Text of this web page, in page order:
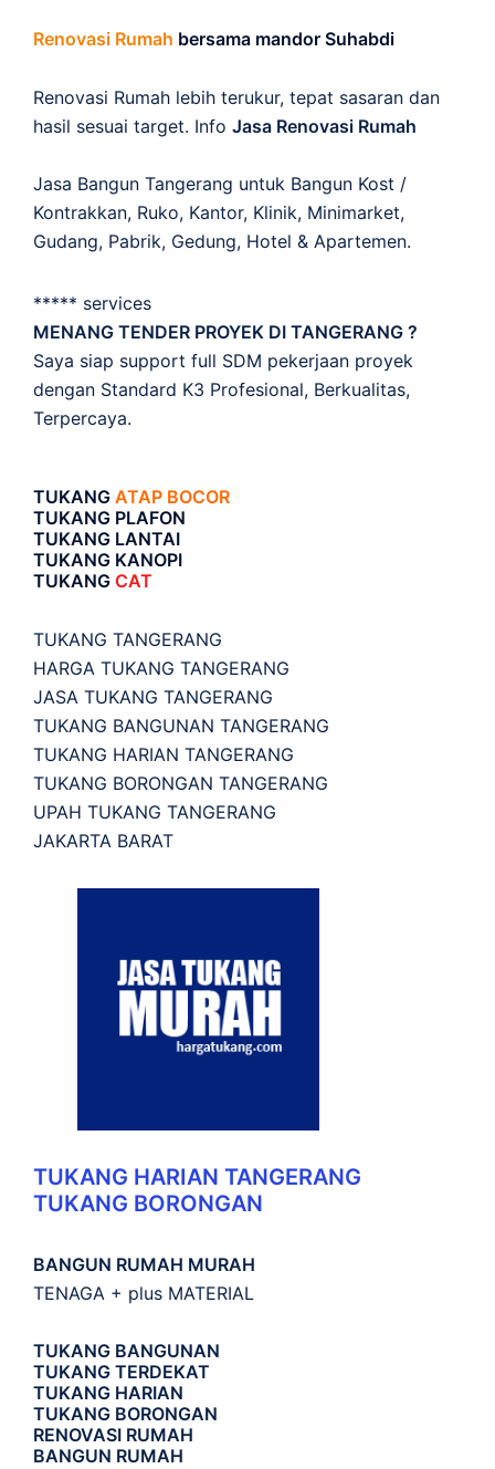
Renovasi Rumah bersama mandor Suhabdi
Renovasi Rumah lebih terukur, tepat sasaran dan
hasil sesuai target. Info Jasa Renovasi Rumah
Jasa Bangun Tangerang untuk Bangun Kost /
Kontrakkan, Ruko, Kantor, Klinik, Minimarket,
Gudang, Pabrik, Gedung, Hotel & Apartemen.
***** services
MENANG TENDER PROYEK DI TANGERANG ?
Saya siap support full SDM pekerjaan proyek
dengan Standard K3 Profesional, Berkualitas,
Terpercaya.
TUKANG ATAP BOCOR
TUKANG PLAFON
TUKANG LANTAI
TUKANG KANOPI
TUKANG CAT
TUKANG TANGERANG
HARGA TUKANG TANGERANG
JASA TUKANG TANGERANG
TUKANG BANGUNAN TANGERANG
TUKANG HARIAN TANGERANG
TUKANG BORONGAN TANGERANG
UPAH TUKANG TANGERANG
JAKARTA BARAT
TUKANG HARIAN TANGERANG
TUKANG BORONGAN
BANGUN RUMAH MURAH
TENAGA + plus MATERIAL
TUKANG BANGUNAN
TUKANG TERDEKAT
TUKANG HARIAN
TUKANG BORONGAN
RENOVASI RUMAH
BANGUN RUMAH